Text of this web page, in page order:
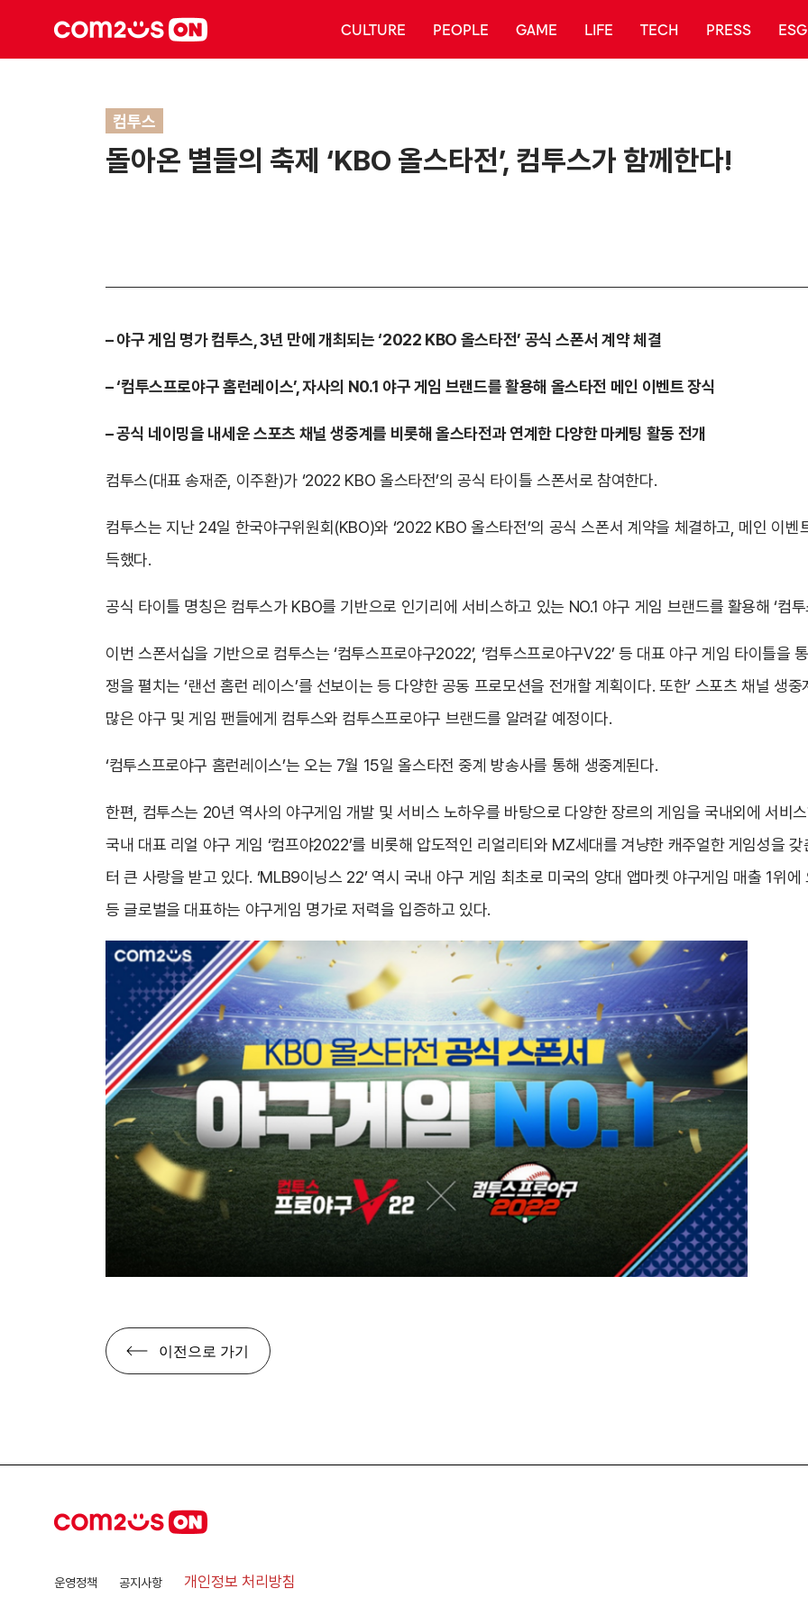
CULTURE PEOPLE GAME LIFE TECH PRESS ESG
컴투스
돌아온 별들의 축제 ‘KBO 올스타전’, 컴투스가 함께한다!
– 야구 게임 명가 컴투스, 3년 만에 개최되는 ‘2022 KBO 올스타전’ 공식 스폰서 계약 체결
– ‘컴투스프로야구 홈런레이스’, 자사의 N0.1 야구 게임 브랜드를 활용해 올스타전 메인 이벤트 장식
– 공식 네이밍을 내세운 스포츠 채널 생중계를 비롯해 올스타전과 연계한 다양한 마케팅 활동 전개
컴투스(대표 송재준, 이주환)가 ‘2022 KBO 올스타전’의 공식 타이틀 스폰서로 참여한다.
컴투스는 지난 24일 한국야구위원회(KBO)와 ‘2022 KBO 올스타전’의 공식 스폰서 계약을 체결하고, 메인 이
득했다.
공식 타이틀 명칭은 컴투스가 KBO를 기반으로 인기리에 서비스하고 있는 NO.1 야구 게임 브랜드를 활용해 ‘컴
이번 스폰서십을 기반으로 컴투스는 ‘컴투스프로야구2022’, ‘컴투스프로야구V22’ 등 대표 야구 게임 타이틀을
쟁을 펼치는 ‘랜선 홈런 레이스’를 선보이는 등 다양한 공동 프로모션을 전개할 계획이다. 또한’ 스포츠 채널 생
많은 야구 및 게임 팬들에게 컴투스와 컴투스프로야구 브랜드를 알려갈 예정이다.
‘컴투스프로야구 홈런레이스’는 오는 7월 15일 올스타전 중계 방송사를 통해 생중계된다.
한편, 컴투스는 20년 역사의 야구게임 개발 및 서비스 노하우를 바탕으로 다양한 장르의 게임을 국내외에 서비
국내 대표 리얼 야구 게임 ‘컴프야2022’를 비롯해 압도적인 리얼리티와 MZ세대를 겨냥한 캐주얼한 게임성을
터 큰 사랑을 받고 있다. ‘MLB9이닝스 22’ 역시 국내 야구 게임 최초로 미국의 양대 앱마켓 야구게임 매출 1위
등 글로벌을 대표하는 야구게임 명가로 저력을 입증하고 있다.
이전으로 가기
운영정책 공지사항 개인정보 처리방침